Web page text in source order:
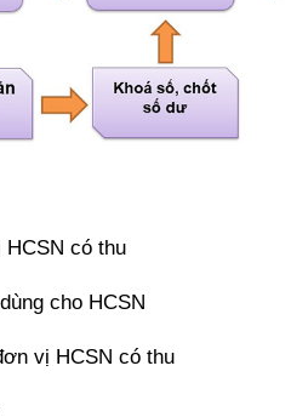
có thu
cho HCSN
vị HCSN có thu